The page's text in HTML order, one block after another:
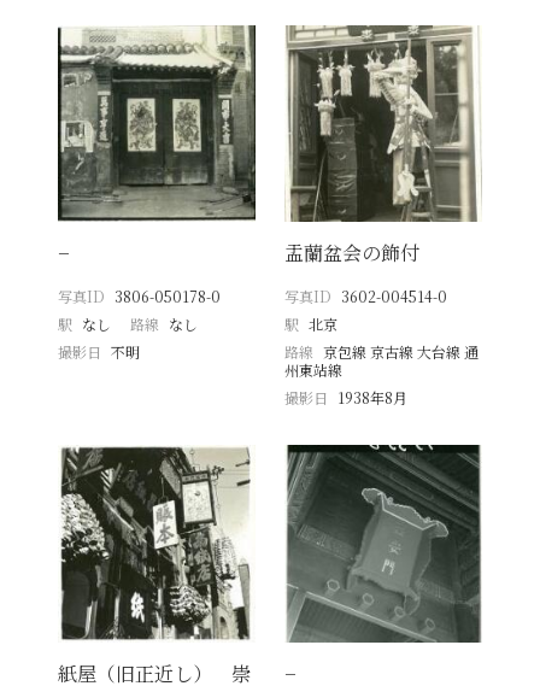
−
写真ID 3806-050178-0
駅 なし 路線 なし
撮影日
不明
盂蘭盆会の飾付
写真ID 3602-004514-0
駅 北京
路線 京包線 京古線 大台線 通
州東站線
撮影日
1938年8月
紙屋（旧正近し） 崇 −